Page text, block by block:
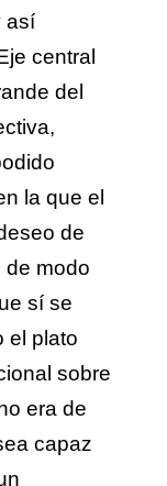
así
central
del
la que el
de
de modo
sí se
el plato
sobre
era de
capaz